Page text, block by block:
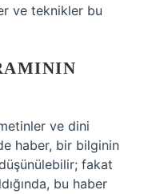
ve teknikler bu
ve dini
haber, bir bilginin
fakat
bu haber